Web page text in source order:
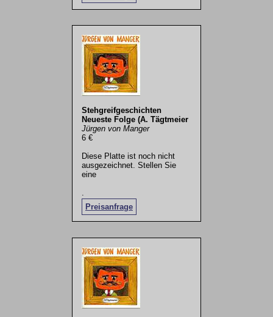
Stehgreifgeschichten
Neueste Folge (A. Tägtmeier
Jürgen von Manger
6 €
Diese Platte ist noch nicht
ausgezeichnet. Stellen Sie
eine
Preisanfrage
.